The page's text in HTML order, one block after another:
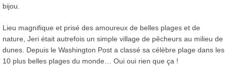
bijou.
Lieu magnifique et prisé des amoureux de belles plages et de
nature, Jeri était autrefois un simple village de pêcheurs au milieu de
dunes. Depuis le Washington Post a classé sa célèbre plage dans les
10 plus belles plages du monde… Oui oui rien que ça !